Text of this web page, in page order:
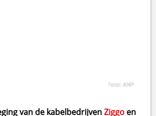
Foto: ANP
van de kabelbedrijvenZiggo en